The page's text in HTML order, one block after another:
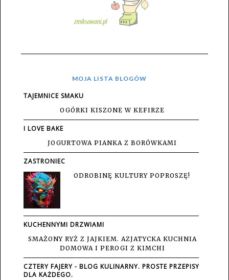
MOJA LISTA BLOGÓW
TAJEMNICE SMAKU
OGÓRKI KISZONE W KEFIRZE
I LOVE BAKE
JOGURTOWA PIANKA Z BORÓWKAMI
ZASTRONIEC
ODROBINĘ KULTURY POPROSZĘ!
KUCHENNYMI DRZWIAMI
SMAŻONY RYŻ Z JAJKIEM. AZJATYCKA KUCHNIA
DOMOWA I PEROGI Z KIMCHI
CZTERY FAJERY - BLOG KULINARNY. PROSTE PRZEPISY
DLA KAŻDEGO.